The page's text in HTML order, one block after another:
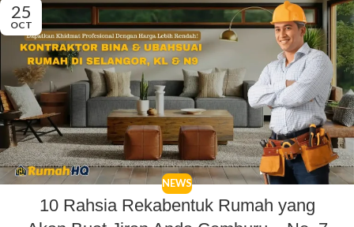
25
OCT
NEWS
10 Rahsia Rekabentuk Rumah yang